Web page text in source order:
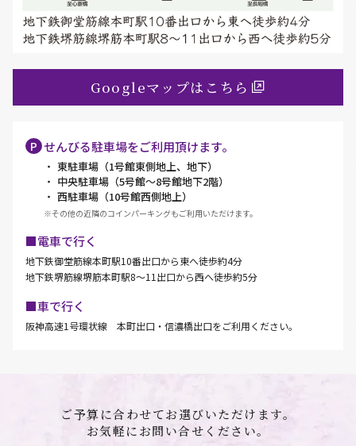
Googleマップはこちら
せんびる駐車場をご利用頂けます。
東駐車場（1号館東側地上、地下）
中央駐車場（5号館～8号館地下2階）
西駐車場（10号館西側地上）
※その他の近隣のコインパーキングもご利用いただけます。
■電車で行く
地下鉄御堂筋線本町駅10番出口から東へ徒歩約4分
地下鉄堺筋線堺筋本町駅8～11出口から西へ徒歩約5分
■車で行く
阪神高速1号環状線 本町出口・信濃橋出口をご利用ください。
ご予算に合わせてお選びいただけます。
お気軽にお問い合せください。